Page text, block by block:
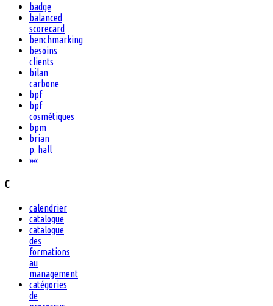
badge
balanced
scorecard
benchmarking
besoins
clients
bilan
carbone
bpf
bpf
cosmétiques
bpm
brian
p. hall
»«
C
calendrier
catalogue
catalogue
des
formations
au
management
catégories
de